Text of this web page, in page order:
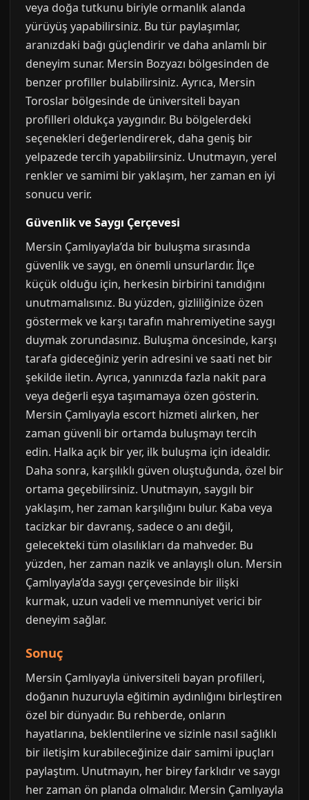
veya doğa tutkunu biriyle ormanlık alanda
yürüyüş yapabilirsiniz. Bu tür paylaşımlar,
aranızdaki bağı güçlendirir ve daha anlamlı bir
deneyim sunar. Mersin Bozyazı bölgesinden de
benzer profiller bulabilirsiniz. Ayrıca, Mersin
Toroslar bölgesinde de üniversiteli bayan
profilleri oldukça yaygındır. Bu bölgelerdeki
seçenekleri değerlendirerek, daha geniş bir
yelpazede tercih yapabilirsiniz. Unutmayın, yerel
renkler ve samimi bir yaklaşım, her zaman en iyi
sonucu verir.
Güvenlik ve Saygı Çerçevesi
Mersin Çamlıyayla’da bir buluşma sırasında
güvenlik ve saygı, en önemli unsurlardır. İlçe
küçük olduğu için, herkesin birbirini tanıdığını
unutmamalısınız. Bu yüzden, gizliliğinize özen
göstermek ve karşı tarafın mahremiyetine saygı
duymak zorundasınız. Buluşma öncesinde, karşı
tarafa gideceğiniz yerin adresini ve saati net bir
şekilde iletin. Ayrıca, yanınızda fazla nakit para
veya değerli eşya taşımamaya özen gösterin.
Mersin Çamlıyayla escort hizmeti alırken, her
zaman güvenli bir ortamda buluşmayı tercih
edin. Halka açık bir yer, ilk buluşma için idealdir.
Daha sonra, karşılıklı güven oluştuğunda, özel bir
ortama geçebilirsiniz. Unutmayın, saygılı bir
yaklaşım, her zaman karşılığını bulur. Kaba veya
tacizkar bir davranış, sadece o anı değil,
gelecekteki tüm olasılıkları da mahveder. Bu
yüzden, her zaman nazik ve anlayışlı olun. Mersin
Çamlıyayla’da saygı çerçevesinde bir ilişki
kurmak, uzun vadeli ve memnuniyet verici bir
deneyim sağlar.
Sonuç
Mersin Çamlıyayla üniversiteli bayan profilleri,
doğanın huzuruyla eğitimin aydınlığını birleştiren
özel bir dünyadır. Bu rehberde, onların
hayatlarına, beklentilerine ve sizinle nasıl sağlıklı
bir iletişim kurabileceğinize dair samimi ipuçları
paylaştım. Unutmayın, her birey farklıdır ve saygı
her zaman ön planda olmalıdır. Mersin Çamlıyayla